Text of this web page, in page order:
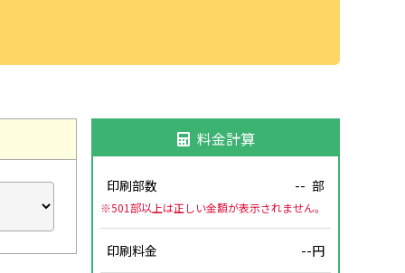
料金計算
印刷部数 -- 部
※501部以上は正しい金額が表示されません。
印刷料金 --円